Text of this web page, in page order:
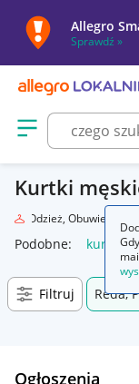
Allegro
Sprawdź »
Otwórz menu z
Kurtki
Odzież, Obuwie,
Podobne: kurtka
Filtruj Reda,
Ogłoszenia